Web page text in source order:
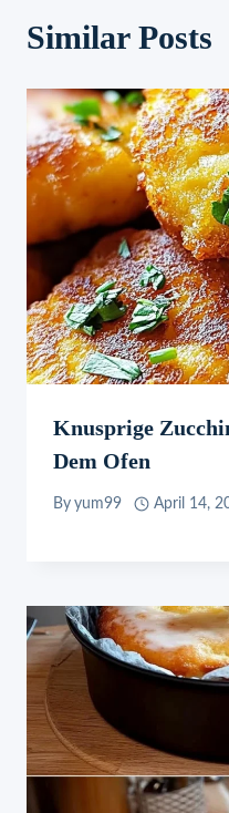
Similar Posts
Knusprige
Dem Ofen
By yum99 April 14,